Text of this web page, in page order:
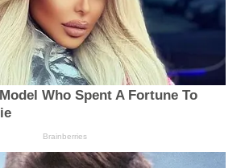
Who Spent A Fortune To
Brainberries